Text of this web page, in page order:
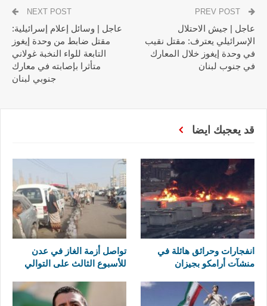
عاجل | جيش الاحتلال
الإسرائيلي يعترف: مقتل نقيب
في وحدة إيغوز خلال المعارك
في جنوب لبنان
NEXT POST
عاجل | وسائل إعلام إسرائيلية:
مقتل ضابط من وحدة إيغوز
التابعة للواء النخبة غولاني
متأثرا بإصابته في معارك
جنوبي لبنان
قد يعجبك ايضا
انفجارات وحرائق هائلة في
منشآت أرامكو بجيزان
تواصل أزمة الغاز في عدن
للأسبوع الثالث على التوالي